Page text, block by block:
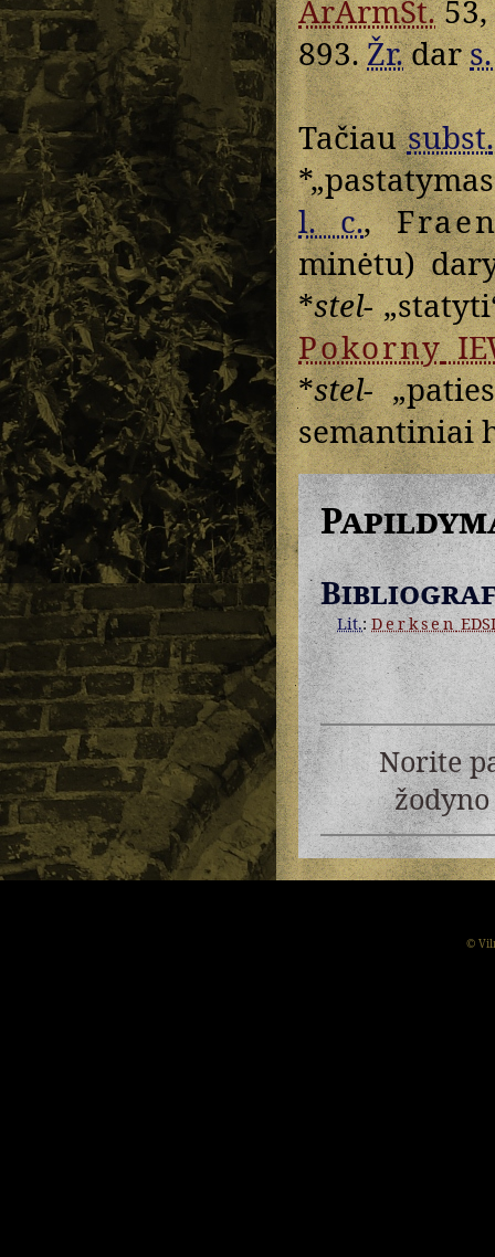
ArArmSt.53,
893.Žr.dar
Tačiausubst.
l. c.,
minėtu)
*stel-
Pokorny
*stel-
semantiniai
Lit.:Derksen
Norite
©